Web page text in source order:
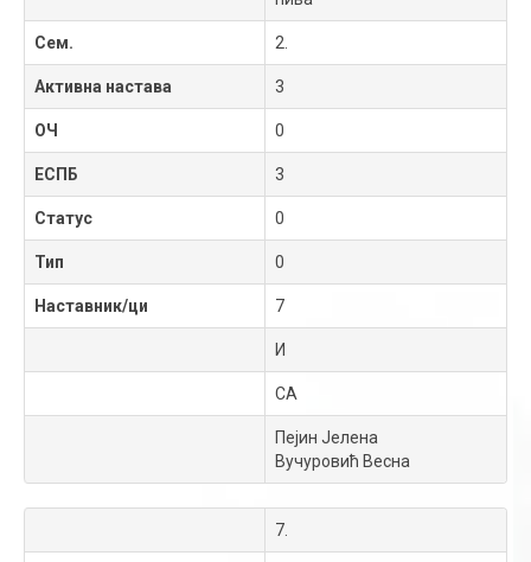
Сем. 2.
Активна настава 3
ОЧ 0
ЕСПБ 3
Статус 0
Тип 0
Наставник/ци 7
И
СА
Пејин Јелена
Вучуровић Весна
7.